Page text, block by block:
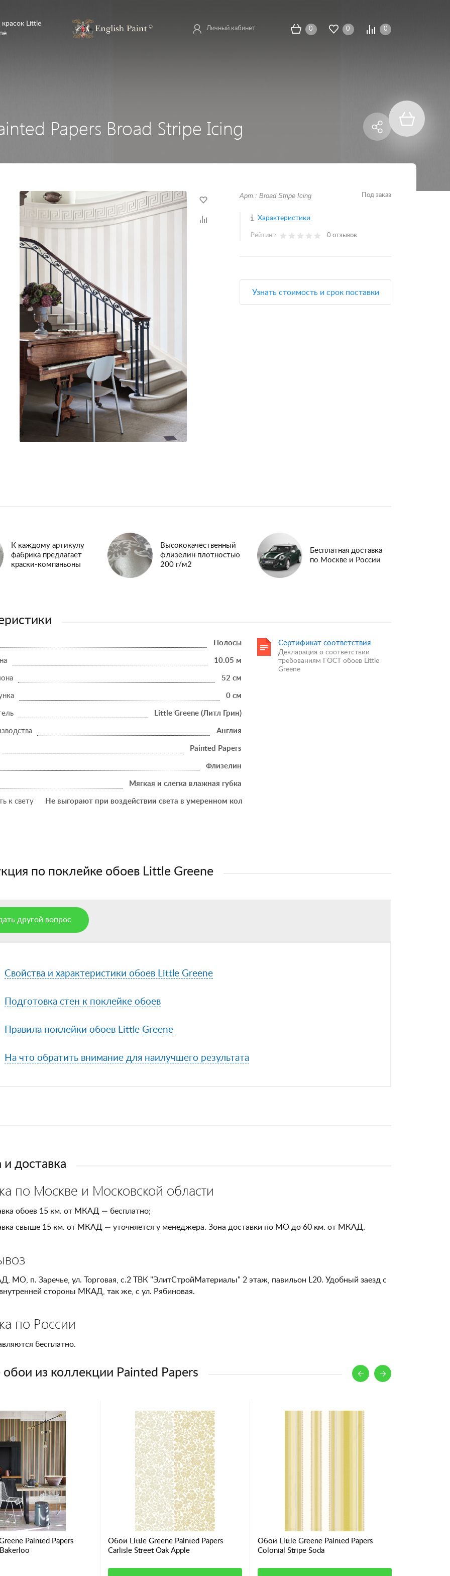
красок Little
Личный кабинет 0 0 0
Papers Broad Stripe Icing
Арт.: Broad Stripe Icing Под заказ
Характеристики
Рейтинг: 0 отзывов
Узнать стоимость и срок поставки
К каждому артикулу
фабрика предлагает
краски-компаньоны
Высококачественный
флизелин плотностью
200 г/м2
Бесплатная доставка
по Москве и России
Полосы
10.05 м
52 см
0 см
Little Greene (Литл Грин)
Англия
Painted Papers
Флизелин
Мягкая и слегка влажная губка
к свету Не выгорают при воздействии света в умеренном количестве
Сертификат соответствия
Декларация о соответствии
требованиям ГОСТ обоев Little
Greene
по поклейке обоев Little Greene
другой вопрос
Свойства и характеристики обоев Little Greene
Подготовка стен к поклейке обоев
Правила поклейки обоев Little Greene
На что обратить внимание для наилучшего результата
доставка
по Москве и Московской области
обоев 15 км. от МКАД — бесплатно;
свыше 15 км. от МКАД — уточняется у менеджера. Зона доставки по МО до 60 км. от МКАД.
МО, п. Заречье, ул. Торговая, с.2 ТВК "ЭлитСтройМатериалы" 2 этаж, павильон L20. Удобный заезд с
стороны МКАД, так же, с ул. Рябиновая.
по России
бесплатно.
из коллекции Painted Papers
Painted Papers
Обои Little Greene Painted Papers
Carlisle Street Oak Apple
Обои Little Greene Painted Papers
Colonial Stripe Soda